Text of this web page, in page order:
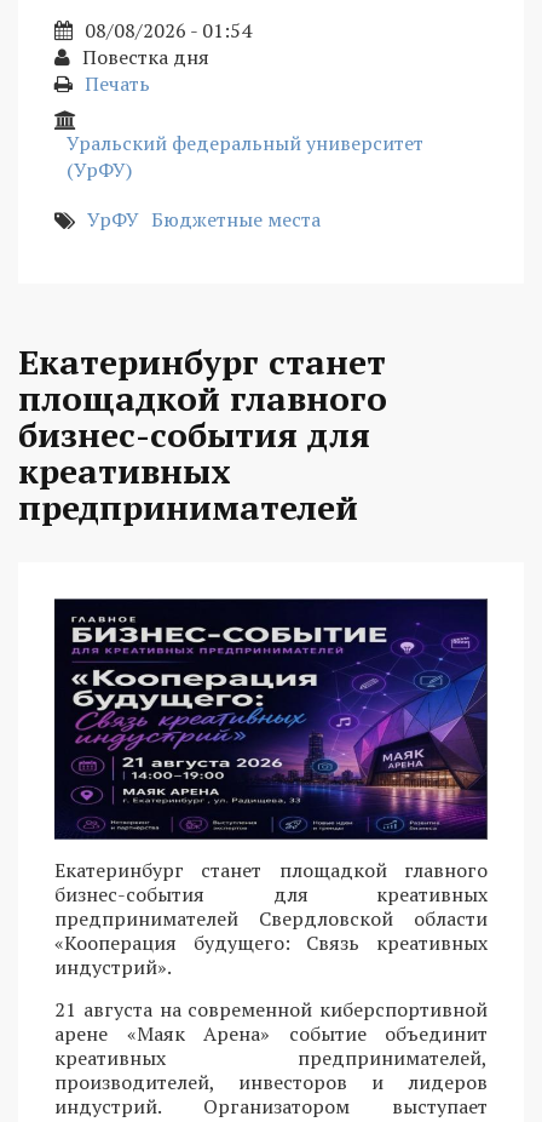
08/08/2026 - 01:54
Повестка дня
Печать
Уральский федеральный университет
(УрФУ)
УрФУ Бюджетные места
Екатеринбург станет
площадкой главного
бизнес-события для
креативных
предпринимателей
Екатеринбург станет площадкой главного
бизнес-события для креативных
предпринимателей Свердловской области
«Кооперация будущего: Связь креативных
индустрий».
21 августа на современной киберспортивной
арене «Маяк Арена» событие объединит
креативных предпринимателей,
производителей, инвесторов и лидеров
индустрий. Организатором выступает